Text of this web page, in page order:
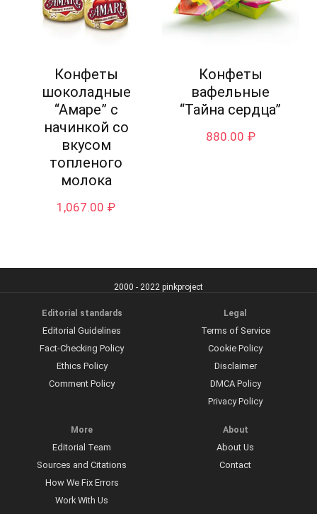
Конфеты
шоколадные
“Амаре” с
начинкой со
вкусом
топленого
молока
1,067.00 ₽
Конфеты
вафельные
“Тайна сердца”
880.00 ₽
2000 - 2022 pinkproject
Editorial standards
Editorial Guidelines
Fact-Checking Policy
Ethics Policy
Comment Policy
Legal
Terms of Service
Cookie Policy
Disclaimer
DMCA Policy
Privacy Policy
More
Editorial Team
Sources and Citations
How We Fix Errors
Work With Us
About
About Us
Contact